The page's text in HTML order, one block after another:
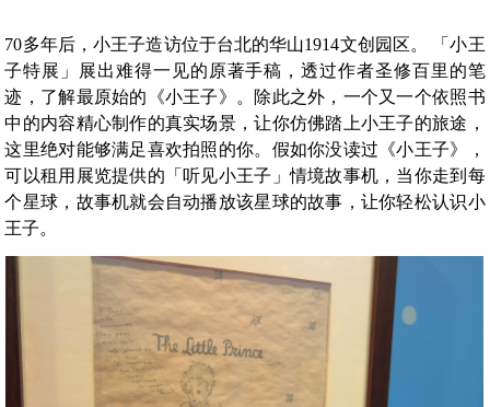
70多年后，小王子造访位于台北的华山1914文创园区。 「小王
子特展」展出难得一见的原著手稿，透过作者圣修百里的笔
迹，了解最原始的《小王子》。除此之外，一个又一个依照书
中的内容精心制作的真实场景，让你仿佛踏上小王子的旅途，
这里绝对能够满足喜欢拍照的你。假如你没读过《小王子》，
可以租用展览提供的「听见小王子」情境故事机，当你走到每
个星球，故事机就会自动播放该星球的故事，让你轻松认识小
王子。